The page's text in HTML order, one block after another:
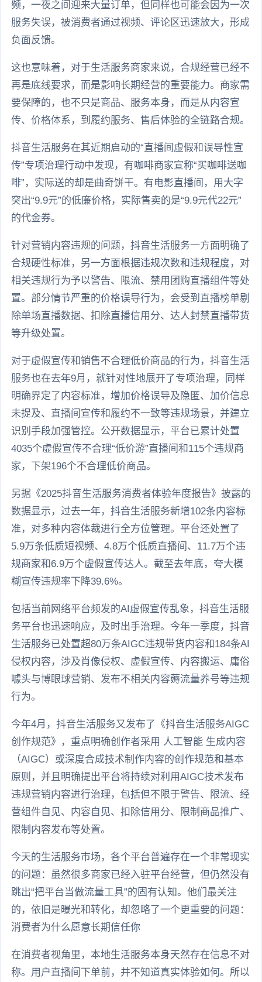
频，一夜之间迎来大量订单，但同样也可能会因为一次
服务失误，被消费者通过视频、评论区迅速放大，形成
负面反馈。
这也意味着，对于生活服务商家来说，合规经营已经不
再是底线要求，而是影响长期经营的重要能力。商家需
要保障的，也不只是商品、服务本身，而是从内容宣
传、价格体系，到履约服务、售后体验的全链路合规。
抖音生活服务在其近期启动的“直播间虚假和误导性宣
传”专项治理行动中发现，有咖啡商家宣称“买咖啡送咖
啡”，实际送的却是曲奇饼干。有电影直播间，用大字
突出“9.9元”的低廉价格，实际售卖的是“9.9元代22元”
的代金券。
针对营销内容违规的问题，抖音生活服务一方面明确了
合规硬性标准，另一方面根据违规次数和违规程度，对
相关违规行为予以警告、限流、禁用团购直播组件等处
置。部分情节严重的价格误导行为，会受到直播榜单剔
除单场直播数据、扣除直播信用分、达人封禁直播带货
等升级处置。
对于虚假宣传和销售不合理低价商品的行为，抖音生活
服务也在去年9月，就针对性地展开了专项治理，同样
明确界定了内容标准，增加价格误导及隐匿、加价信息
未提及、直播间宣传和履约不一致等违规场景，并建立
识别手段加强管控。公开数据显示，平台已累计处置
4035个虚假宣传不合理“低价游”直播间和115个违规商
家，下架196个不合理低价商品。
另据《2025抖音生活服务消费者体验年度报告》披露的
数据显示，过去一年，抖音生活服务新增102条内容标
准，对多种内容体裁进行全方位管理。平台还处置了
5.9万条低质短视频、4.8万个低质直播间、11.7万个违
规商家和6.9万个虚假宣传达人。截至去年底，夸大模
糊宣传违规率下降39.6%。
包括当前网络平台频发的AI虚假宣传乱象，抖音生活服
务平台也迅速响应，及时出手治理。今年一季度，抖音
生活服务已处置超80万条AIGC违规带货内容和184条AI
侵权内容，涉及肖像侵权、虚假宣传、内容搬运、庸俗
噱头与博眼球营销、发布不相关内容薅流量养号等违规
行为。
今年4月，抖音生活服务又发布了《抖音生活服务AIGC
创作规范》，重点明确创作者采用 人工智能 生成内容
（AIGC）或深度合成技术制作内容的创作规范和基本
原则，并且明确提出平台将持续对利用AIGC技术发布
违规营销内容进行治理，包括但不限于警告、限流、经
营组件自见、内容自见、扣除信用分、限制商品推广、
限制内容发布等处置。
今天的生活服务市场，各个平台普遍存在一个非常现实
的问题：虽然很多商家已经入驻平台经营，但仍然没有
跳出“把平台当做流量工具”的固有认知。他们最关注
的，依旧是曝光和转化，却忽略了一个更重要的问题：
消费者为什么愿意长期信任你
在消费者视角里，本地生活服务本身天然存在信息不对
称。用户直播间下单前，并不知道真实体验如何。所以